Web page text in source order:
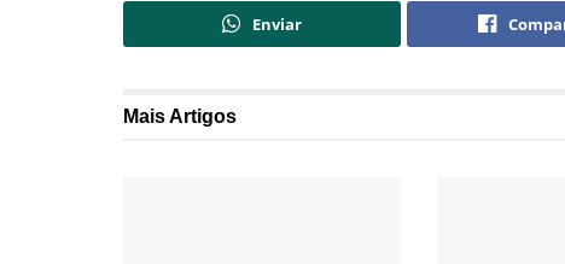
Enviar
MaisArtigos